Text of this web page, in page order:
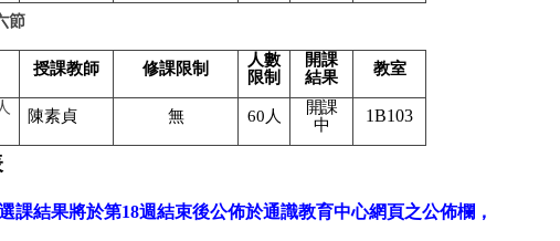
節
授課教師 修課限制
人數
限制
開課
結果
教室
陳素貞 無 60人
開課
中
1B103
課結果將於第18週結束後公佈於通識教育中心網頁之公佈欄，